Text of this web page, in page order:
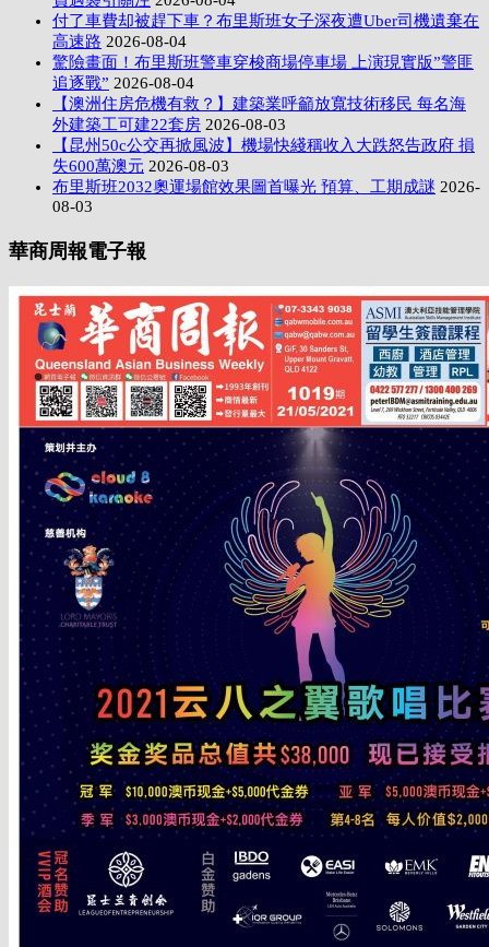
付了車費却被趕下車？布里斯班女子深夜遭Uber司機遺棄在
高速路 2026-08-04
驚險畫面！布里斯班警車穿梭商場停車場 上演現實版”警匪
追逐戰” 2026-08-04
【澳洲住房危機有救？】建築業呼籲放寬技術移民 每名海
外建築工可建22套房 2026-08-03
【昆州50c公交再掀風波】機場快綫稱收入大跌怒告政府 損
失600萬澳元 2026-08-03
布里斯班2032奧運場館效果圖首曝光 預算、工期成謎 2026-
08-03
華商周報電子報